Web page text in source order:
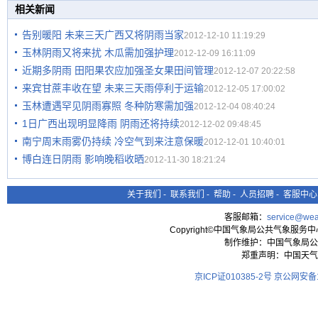
相关新闻
告别暖阳 未来三天广西又将阴雨当家2012-12-10 11:19:29
玉林阴雨又将来扰 木瓜需加强护理2012-12-09 16:11:09
近期多阴雨 田阳果农应加强圣女果田间管理2012-12-07 20:22:58
来宾甘蔗丰收在望 未来三天雨停利于运输2012-12-05 17:00:02
玉林遭遇罕见阴雨寡照 冬种防寒需加强2012-12-04 08:40:24
1日广西出现明显降雨 阴雨还将持续2012-12-02 09:48:45
南宁周末雨雾仍持续 冷空气到来注意保暖2012-12-01 10:40:01
博白连日阴雨 影响晚稻收晒2012-11-30 18:21:24
关于我们 - 联系我们 - 帮助 - 人员招聘 - 客服中心
客服邮箱：
Copyright©中国气象局公共气象服务
制作维护：中国气象局
郑重声明：中国天
京ICP证010385-2号 京公网安